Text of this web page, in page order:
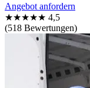
Angebot anfordern
★★★★★ 4,5
(518 Bewertungen)